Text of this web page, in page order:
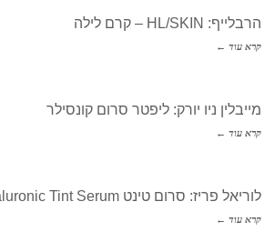
הרבלייף: HL/SKIN – קרם לילה
קרא עוד ←
מייבלין ניו יורק: ליפטר סרום קונסילר
קרא עוד ←
לוריאל פריז: סרום טינט Hyaluronic Tint Serum
קרא עוד ←